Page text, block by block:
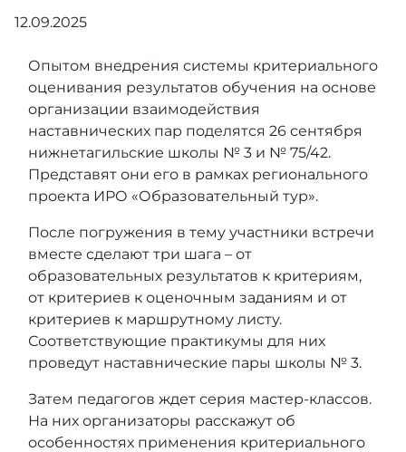
12.09.2025
Опытом внедрения системы критериального
оценивания результатов обучения на основе
организации взаимодействия
наставнических пар поделятся 26 сентября
нижнетагильские школы № 3 и № 75/42.
Представят они его в рамках регионального
проекта ИРО «Образовательный тур».
После погружения в тему участники встречи
вместе сделают три шага – от
образовательных результатов к критериям,
от критериев к оценочным заданиям и от
критериев к маршрутному листу.
Соответствующие практикумы для них
проведут наставнические пары школы № 3.
Затем педагогов ждет серия мастер-классов.
На них организаторы расскажут об
особенностях применения критериального